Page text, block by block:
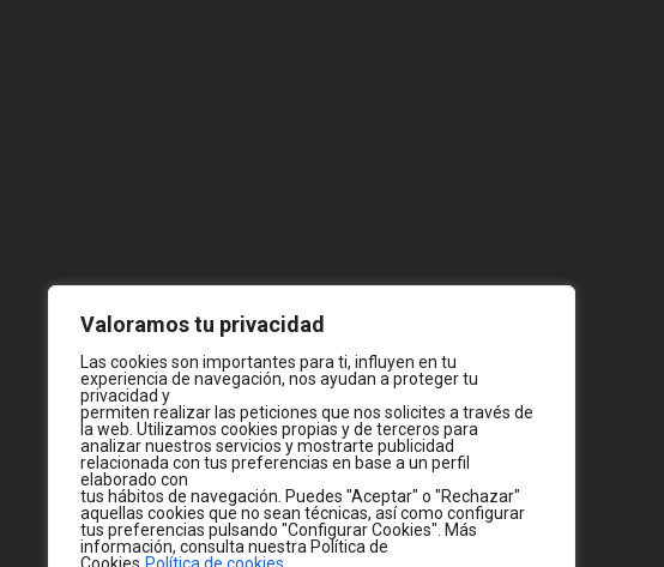
Valoramos tu privacidad
Las cookies son importantes para ti, influyen en tu
experiencia de navegación, nos ayudan a proteger tu
privacidad y
permiten realizar las peticiones que nos solicites a través de
la web. Utilizamos cookies propias y de terceros para
analizar nuestros servicios y mostrarte publicidad
relacionada con tus preferencias en base a un perfil
elaborado con
tus hábitos de navegación. Puedes "Aceptar" o "Rechazar"
aquellas cookies que no sean técnicas, así como configurar
tus preferencias pulsando "Configurar Cookies". Más
información, consulta nuestra Política de